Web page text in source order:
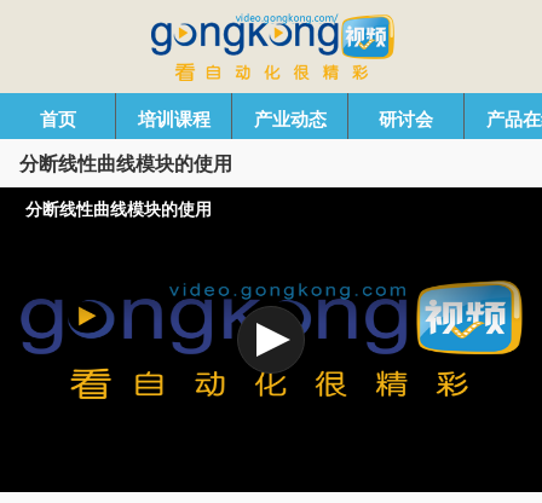
首页 培训课程 产业动态 研讨会 产品
分断线性曲线模块的使用
分断线性曲线模块的使用